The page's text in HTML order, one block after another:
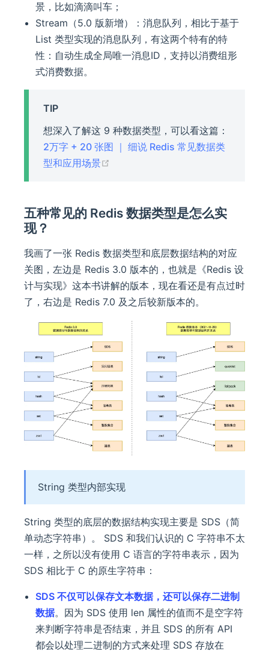
景，比如滴滴叫车；
Stream（5.0 版新增）：消息队列，相比于基于
List 类型实现的消息队列，有这两个特有的特
性：自动生成全局唯一消息ID，支持以消费组形
式消费数据。
TIP
想深入了解这 9 种数据类型，可以看这篇：
2万字 + 20 张图 ｜ 细说 Redis 常见数据类
型和应用场景
五种常见的 Redis 数据类型是怎么实
现？
我画了一张 Redis 数据类型和底层数据结构的对应
关图，左边是 Redis 3.0 版本的，也就是《Redis 设
计与实现》这本书讲解的版本，现在看还是有点过时
了，右边是 Redis 7.0 及之后较新版本的。
String 类型内部实现
String 类型的底层的数据结构实现主要是 SDS（简
单动态字符串）。 SDS 和我们认识的 C 字符串不太
一样，之所以没有使用 C 语言的字符串表示，因为
SDS 相比于 C 的原生字符串：
SDS 不仅可以保存文本数据，还可以保存二进制
数据。因为 SDS 使用 len 属性的值而不是空字符
来判断字符串是否结束，并且 SDS 的所有 API
都会以处理二进制的方式来处理 SDS 存放在